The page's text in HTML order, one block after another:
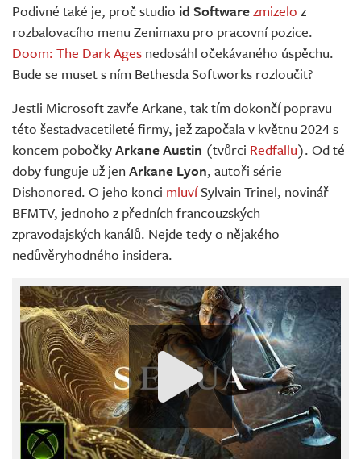
Podivné také je, proč studio id Softwarezmizelo z
rozbalovacího menu Zenimaxu pro pracovní pozice.
Doom: The Dark Ages nedosáhl očekávaného úspěchu.
Bude se muset s ním Bethesda Softworks rozloučit?
Jestli Microsoft zavře Arkane, tak tím dokončí popravu
této šestadvacetileté firmy, jež započala v květnu 2024 s
koncem pobočkyArkane Austin (tvůrci Redfallu). Od té
doby funguje už jen Arkane Lyon, autoři série
Dishonored. O jeho konci mluvíSylvain Trinel, novinář
BFMTV, jednoho z předních francouzských
zpravodajských kanálů. Nejde tedy o nějakého
nedůvěryhodného insidera.